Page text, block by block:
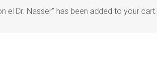
el Dr. Nasser” has been added to your cart.